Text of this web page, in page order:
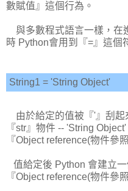
數賦值』這個行為。
與多數程式語言一樣，在
時 Python會用到『=』這個
String1 = 'String
由於給定的值被『'』刮起
『str』物件 -- 'String
『Object reference(物件參
值給定後 Python 會建立
『Object reference(物件參